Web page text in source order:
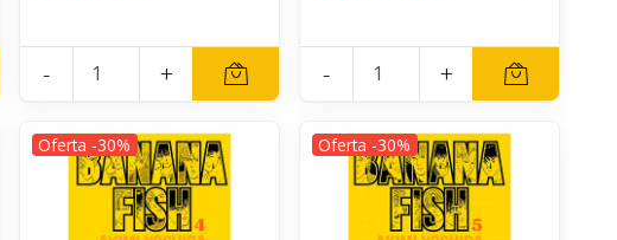
- + - +
Oferta -30% Oferta -30%